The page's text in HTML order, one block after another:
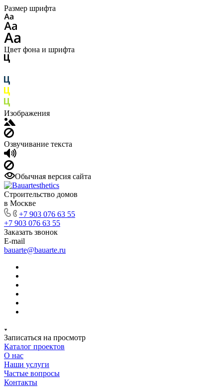
Размер шрифта
Цвет фона и шрифта
Изображения
Озвучивание текста
Обычная версия сайта
Строительство домов
в Москве
+7 903 076 63 55
+7 903 076 63 55
Заказать звонок
E-mail
bauarte@bauarte.ru
Записаться на просмотр
Каталог проектов
О нас
Наши услуги
Частые вопросы
Контакты